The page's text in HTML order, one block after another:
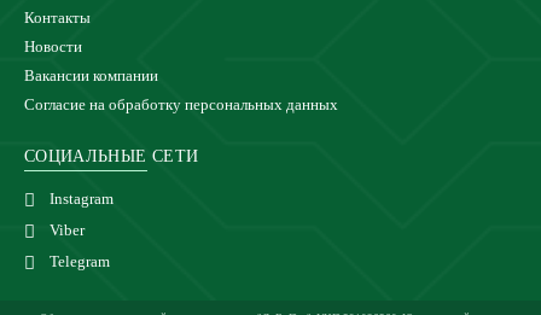
Контакты
Новости
Вакансии компании
Согласие на обработку персональных данных
СОЦИАЛЬНЫЕ СЕТИ
Instagram
Viber
Telegram